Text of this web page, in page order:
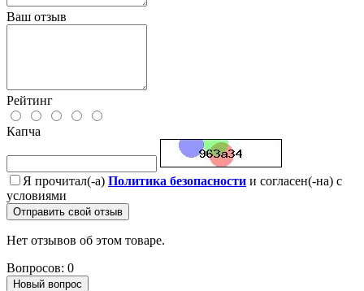
Ваш отзыв
Рейтинг
Капча
Я прочитал(-а) Политика безопасности и согласен(-на) с
условиями
Отправить свой отзыв
Нет отзывов об этом товаре.
Вопросов: 0
Новый вопрос